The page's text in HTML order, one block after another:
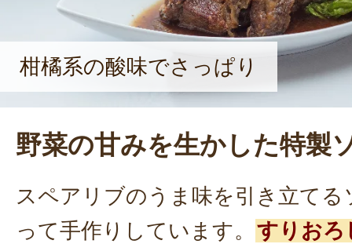
柑橘系の酸味でさっぱり
野菜の甘みを生かした特製
スペアリブのうま味を引き立てる
って手作りしています。 すりおろ